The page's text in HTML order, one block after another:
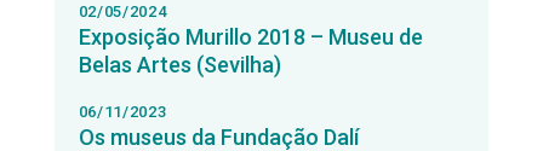
Exposição Murillo 2018 – Museu de
Belas Artes (Sevilha)
02/05/2024
Os museus da Fundação Dalí
06/11/2023